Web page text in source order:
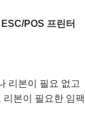
ESC/POS 프린터
리본이 필요 없고
본이 필요한 임팩